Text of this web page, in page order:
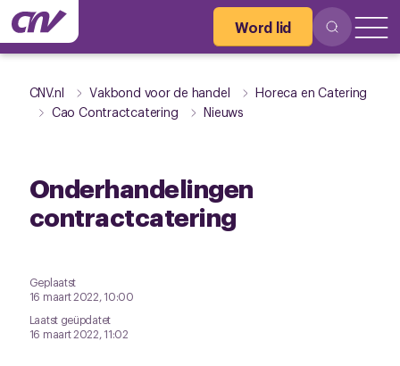
Word lid
CNV.nl Vakbond voor de handel
Horeca en Catering
Cao Contractcatering
Nieuws
Onderhandelingen
contractcatering
Geplaatst
16 maart 2022, 10:00
Laatst geüpdatet
16 maart 2022, 11:02